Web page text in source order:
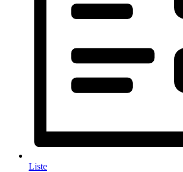
Liste